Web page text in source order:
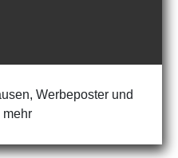
Werbeposter und
mehr